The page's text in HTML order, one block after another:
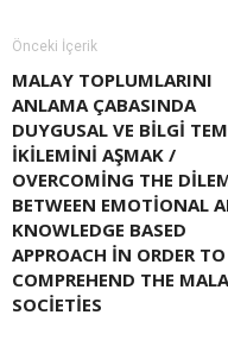
Önceki İçerik
MALAY TOPLUMLARINI
ANLAMA ÇABASINDA
DUYGUSAL VE BILGI
IKILEMINI AŞMAK /
OVERCOMING THE
BETWEEN EMOTIONAL
KNOWLEDGE BASED
APPROACH IN ORDER TO
COMPREHEND THE
SOCIETIES